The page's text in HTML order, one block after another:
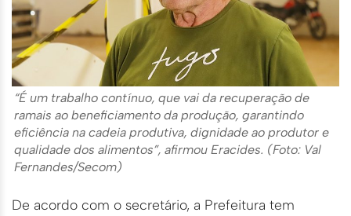
“É um trabalho contínuo, que vai da recuperação de
ramais ao beneficiamento da produção, garantindo
eficiência na cadeia produtiva, dignidade ao produtor e
qualidade dos alimentos”, afirmou Eracides. (Foto: Val
Fernandes/Secom)
De acordo com o secretário, a Prefeitura tem